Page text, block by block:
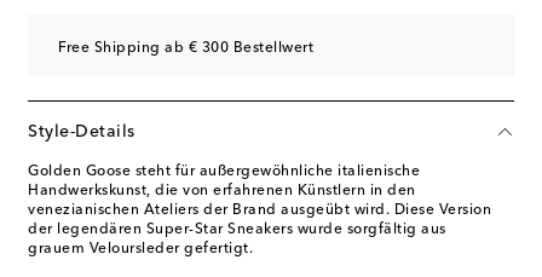
Free Shipping ab € 300 Bestellwert
Style-Details
Golden Goose steht für außergewöhnliche italienische
Handwerkskunst, die von erfahrenen Künstlern in den
venezianischen Ateliers der Brand ausgeübt wird. Diese Version
der legendären Super-Star Sneakers wurde sorgfältig aus
grauem Veloursleder gefertigt.